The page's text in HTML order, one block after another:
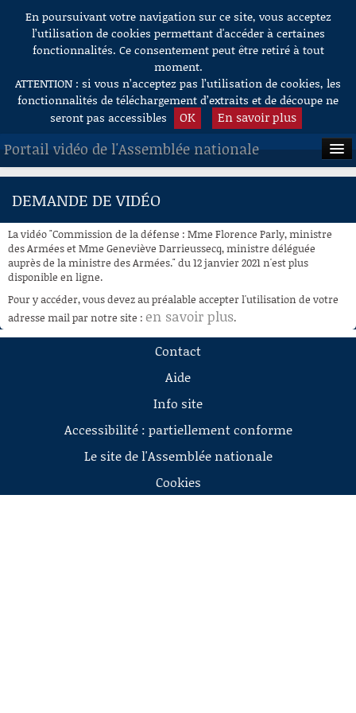
Aller au contenu
En poursuivant votre navigation sur ce site, vous acceptez
l’utilisation de cookies permettant d'accéder à certaines
fonctionnalités. Ce consentement peut être retiré à tout
moment.
ATTENTION : si vous n’acceptez pas l’utilisation de cookies, les
fonctionnalités de téléchargement d’extraits et de découpe ne
seront pas accessibles
OK En savoir plus
Portail vidéo de l'Assemblée nationale
ACCUEIL
À LA DEMANDE
RECHERCHE
AIDE À LA DÉCOUPE
DE VIDÉOS
DEMANDE DE VIDÉO
La vidéo "Commission de la défense : Mme Florence Parly, ministre
des Armées et Mme Geneviève Darrieussecq, ministre déléguée
auprès de la ministre des Armées." du 12 janvier 2021 n'est plus
disponible en ligne.
Pour y accéder, vous devez au préalable accepter l'utilisation de votre
adresse mail par notre site : en savoir plus.
Contact
Aide
Info site
Accessibilité : partiellement conforme
Le site de l'Assemblée nationale
Cookies